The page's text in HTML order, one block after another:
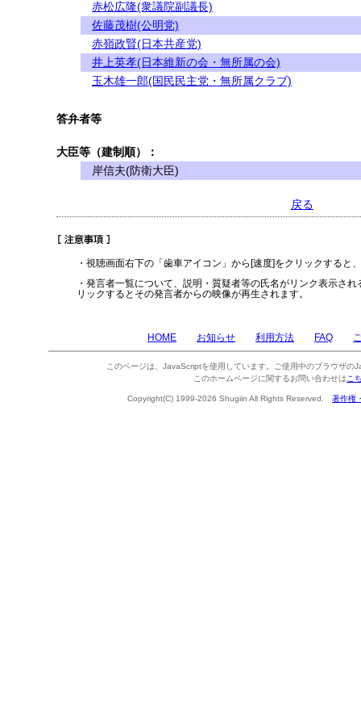
赤松広隆(衆議院副議長)
佐藤茂樹(公明党)
赤嶺政賢(日本共産党)
井上英孝(日本維新の会・無所属の会)
玉木雄一郎(国民民主党・無所属クラブ)
答弁者等
大臣等（建制順）：
岸信夫(防衛大臣)
戻る
・視聴画面右下の「歯車アイコン」から[速度]をクリックすると
・発言者一覧について、説明・質疑者等の氏名がリンク表示さ
リックするとその発言者からの映像が再生されます。
HOME お知らせ 利用方法 FAQ
このページは、JavaScriptを使用しています。ご使用中のブラウザの
このホームページに関するお問い合わせは こ
Copyright(C) 1999-2026 Shugiin All Rights Reserved. 著作権